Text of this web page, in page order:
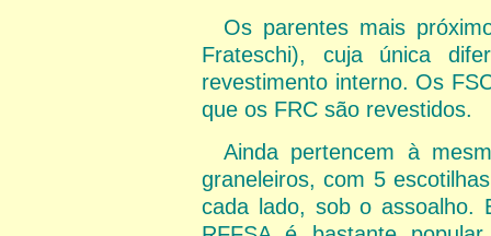
Os parentes mais
Frateschi), cuja única
revestimento interno. Os
que os FRC são revestidos.
Ainda pertencem à
graneleiros, com 5
cada lado, sob o assoalho.